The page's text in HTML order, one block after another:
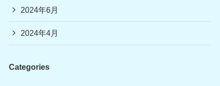
2024年6月
2024年4月
Categories